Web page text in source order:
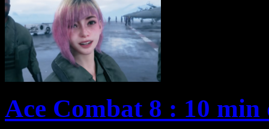
Ace Combat 8 : 10